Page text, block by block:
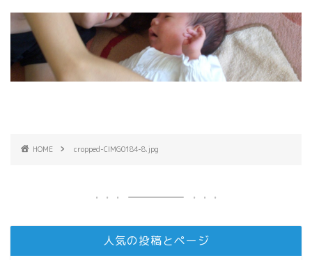
HOME cropped-CIMG0184-8.jpg
人気の投稿とページ